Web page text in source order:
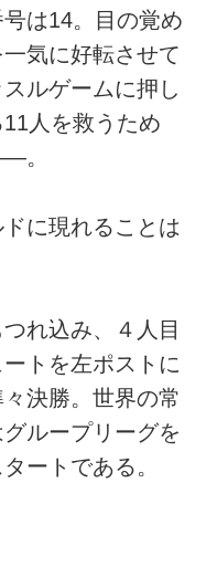
は14。目の覚め
気に好転させて
ルゲームに押し
人を救うため
。
に現れることは
れ込み、４人目
トを左ポストに
決勝。世界の常
ループリーグを
ートである。